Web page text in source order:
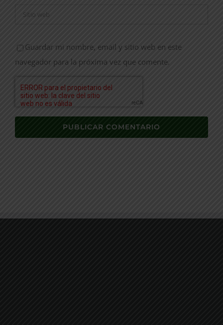
Guardar mi nombre, email y sitio web en este
navegador para la próxima vez que comente.